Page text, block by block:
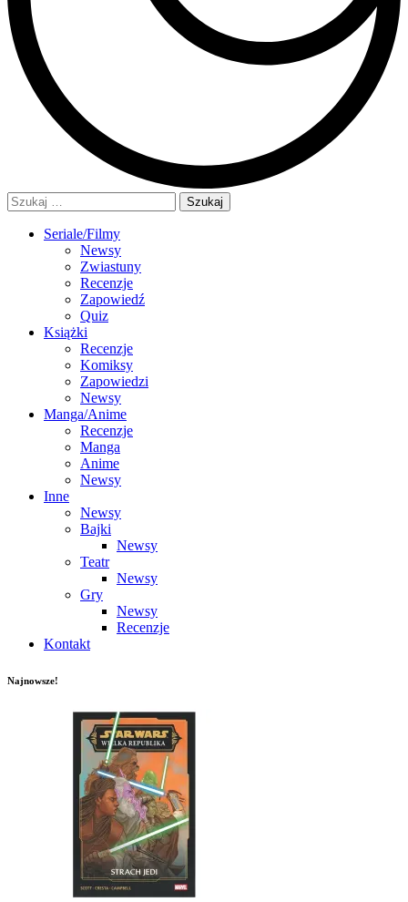
Szukaj:
Seriale/Filmy
Newsy
Zwiastuny
Recenzje
Zapowiedź
Quiz
Książki
Recenzje
Komiksy
Zapowiedzi
Newsy
Manga/Anime
Recenzje
Manga
Anime
Newsy
Inne
Newsy
Bajki
Newsy
Teatr
Newsy
Gry
Newsy
Recenzje
Kontakt
Najnowsze!